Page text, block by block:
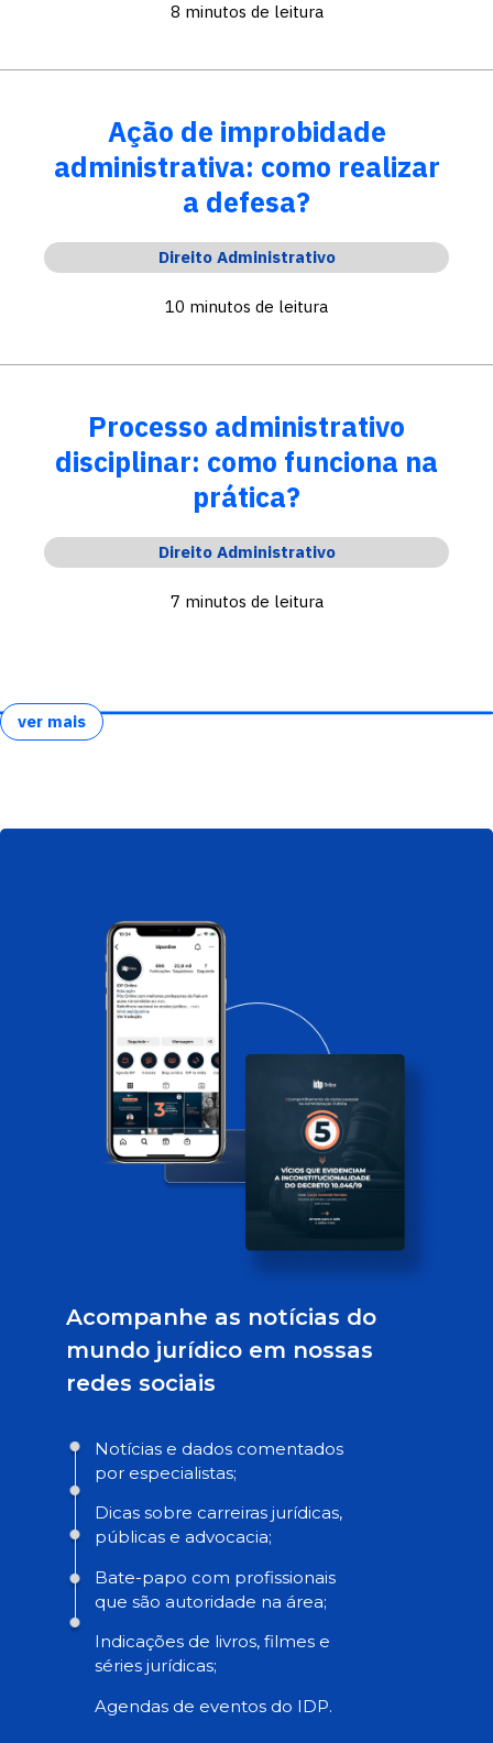
8 minutos de leitura
Ação de improbidade
administrativa: como realizar
a defesa?
Direito Administrativo
10 minutos de leitura
Processo administrativo
disciplinar: como funciona na
prática?
Direito Administrativo
7 minutos de leitura
ver mais
Acompanhe as notícias do
mundo jurídico em nossas
redes sociais
Notícias e dados comentados
por especialistas;
Dicas sobre carreiras jurídicas,
públicas e advocacia;
Bate-papo com profissionais
que são autoridade na área;
Indicações de livros, filmes e
séries jurídicas;
Agendas de eventos do IDP.